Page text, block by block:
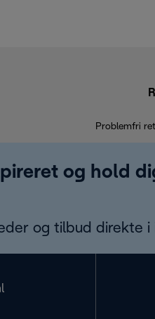
Problemfri
og hold
og tilbud direkte i